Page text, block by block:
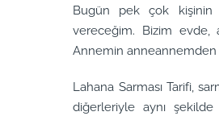
Bugün pek çok kişinin
vereceğim. Bizim evde,
Annemin anneannemden
Lahana Sarması Tarifi,
diğerleriyle aynı şekilde